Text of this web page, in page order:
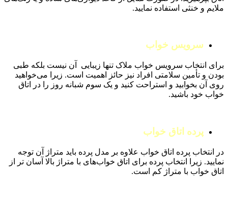
ملایم و خنثی استفاده نمایید.
سرویس خواب
برای انتخاب سرویس خواب ملاک تنها زیبایی آن نیست بلکه طبی
بودن و تأمین سلامتی افراد نیز حائز اهمیت است. زیرا می‌خواهید
روی آن بخوابید و استراحت کنید و یک سوم شبانه روز را در اتاق
خواب خود باشید.
پرده اتاق خواب
در انتخاب پرده اتاق خواب علاوه بر مدل پرده باید متراژ آن توجه
نمایید. زیرا انتخاب پرده برای اتاق خواب‌های با متراژ بالا آسان تر از
اتاق خواب با متراژ کم است.